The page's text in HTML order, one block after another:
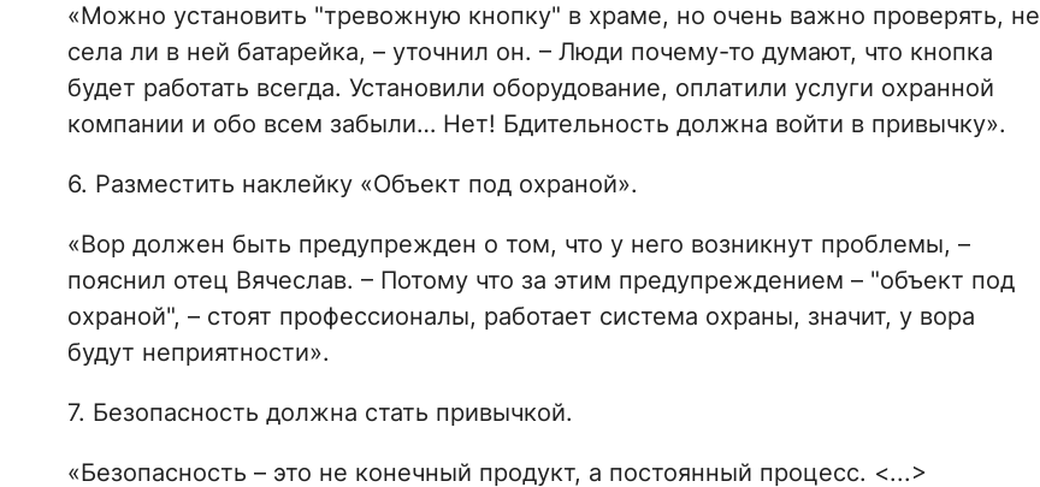
«Можно установить "тревожную кнопку" в храме, но очень важно проверять, не
села ли в ней батарейка, – уточнил он. – Люди почему-то думают, что кнопка
будет работать всегда. Установили оборудование, оплатили услуги охранной
компании и обо всем забыли… Нет! Бдительность должна войти в привычку».
6. Разместить наклейку «Объект под охраной».
«Вор должен быть предупрежден о том, что у него возникнут проблемы, –
пояснил отец Вячеслав. – Потому что за этим предупреждением – "объект под
охраной", – стоят профессионалы, работает система охраны, значит, у вора
будут неприятности».
7. Безопасность должна стать привычкой.
«Безопасность – это не конечный продукт, а постоянный процесс. <...>